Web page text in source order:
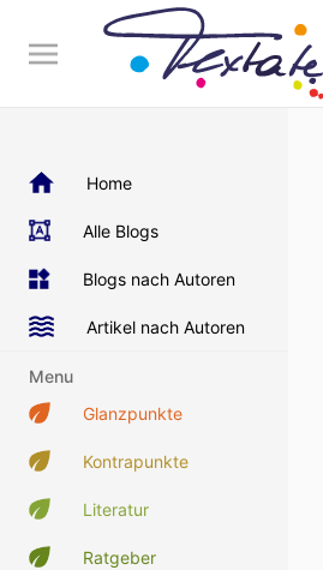
Home
Alle Blogs
Blogs nach Autoren
Artikel nach Autoren
Menu
Glanzpunkte
Kontrapunkte
Literatur
Ratgeber